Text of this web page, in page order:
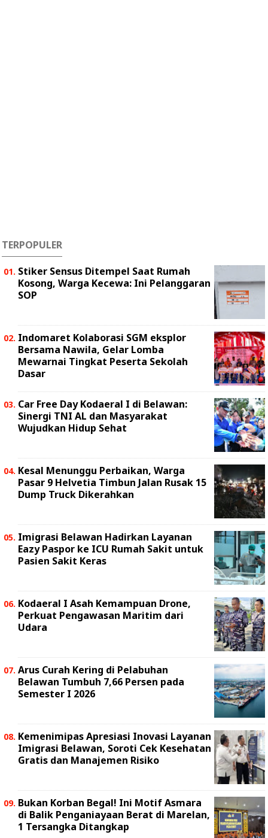
TERPOPULER
Stiker Sensus Ditempel Saat Rumah
Kosong, Warga Kecewa: Ini Pelanggaran
SOP
Indomaret Kolaborasi SGM eksplor
Bersama Nawila, Gelar Lomba
Mewarnai Tingkat Peserta Sekolah
Dasar
Car Free Day Kodaeral I di Belawan:
Sinergi TNI AL dan Masyarakat
Wujudkan Hidup Sehat
Kesal Menunggu Perbaikan, Warga
Pasar 9 Helvetia Timbun Jalan Rusak 15
Dump Truck Dikerahkan
Imigrasi Belawan Hadirkan Layanan
Eazy Paspor ke ICU Rumah Sakit untuk
Pasien Sakit Keras
Kodaeral I Asah Kemampuan Drone,
Perkuat Pengawasan Maritim dari
Udara
Arus Curah Kering di Pelabuhan
Belawan Tumbuh 7,66 Persen pada
Semester I 2026
Kemenimipas Apresiasi Inovasi Layanan
Imigrasi Belawan, Soroti Cek Kesehatan
Gratis dan Manajemen Risiko
Bukan Korban Begal! Ini Motif Asmara
di Balik Penganiayaan Berat di Marelan,
1 Tersangka Ditangkap